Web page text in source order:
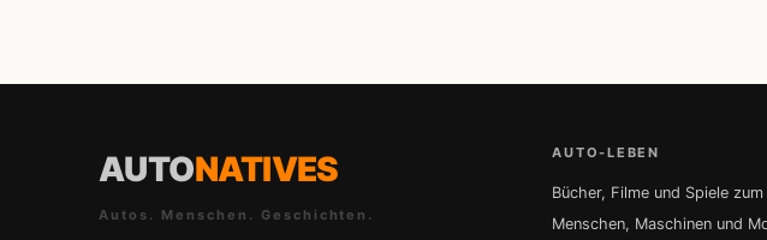
AUTONATIVES
Autos. Menschen. Geschichten.
AUTO-LEBEN
Bücher, Filme und Spiele
Menschen, Maschinen und